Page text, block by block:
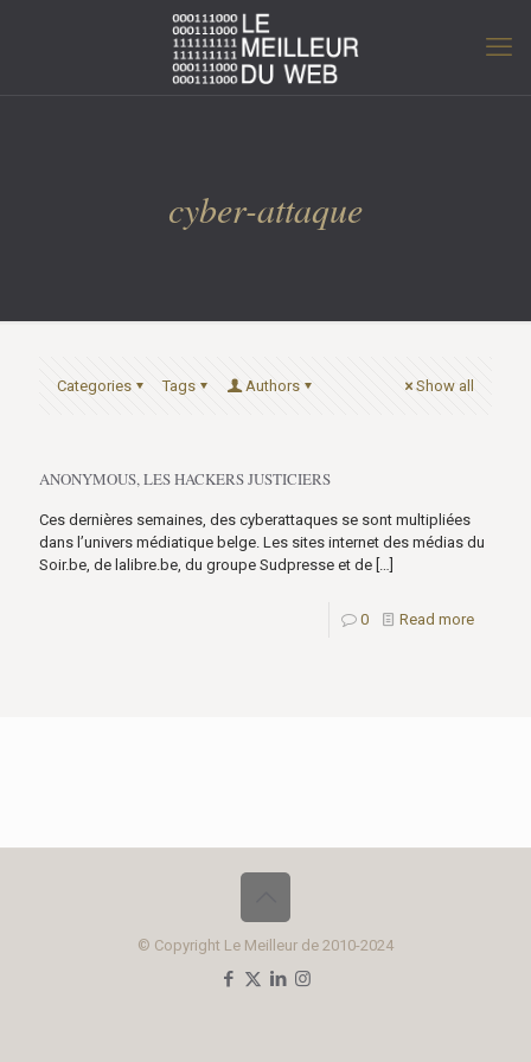
cyber-attaque
Categories Tags Authors Show all
ANONYMOUS, LES HACKERS JUSTICIERS
Ces dernières semaines, des cyberattaques se sont multipliées
dans l’univers médiatique belge. Les sites internet des médias du
Soir.be, de lalibre.be, du groupe Sudpresse et de […]
0 Read more
© Copyright Le Meilleur de 2010-2024